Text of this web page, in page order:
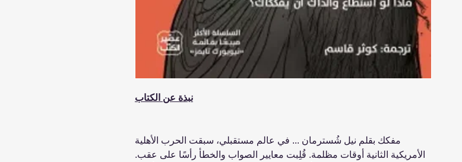
نبذة عن الكتاب
مفكك بقلم نيل شُسترمان ... في عالم مستقبلي، سبقت الحرب الأهلية
الأمريكية الثانية أوقات مظلمة. قُلِبت معايير الصواب والخطأ رأسًا على عقب.